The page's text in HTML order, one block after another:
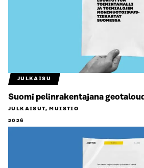
JULKAISU
Suomi pelinrakentajana
JULKAISUT, MUISTIO
2026